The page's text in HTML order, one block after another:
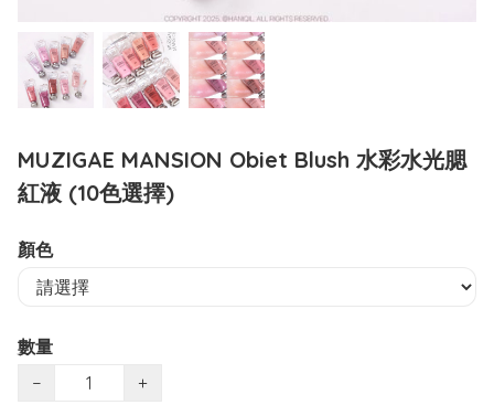
MUZIGAE MANSION Obiet Blush 水彩水光腮
紅液 (10色選擇)
顏色
數量
−
+